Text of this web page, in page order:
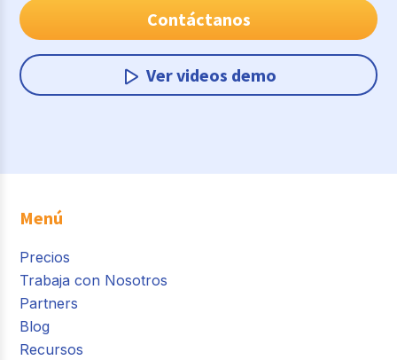
Contáctanos
Ver videos demo
Menú
Precios
Trabaja con Nosotros
Partners
Blog
Recursos